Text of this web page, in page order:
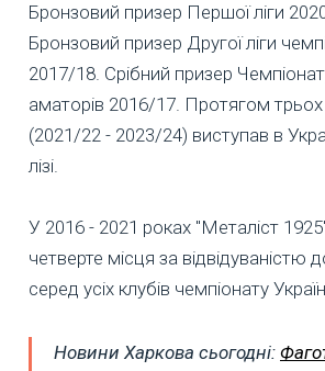
Бронзовий призер Першої ліги
Бронзовий призер Другої ліги
2017/18. Срібний призер
аматорів 2016/17. Протягом трьох
(2021/22 - 2023/24) виступав в
лізі.
У 2016 - 2021 роках "Металіст
четверте місця за відвідуваністю
серед усіх клубів чемпіонату
Новини Харкова сьогодні: